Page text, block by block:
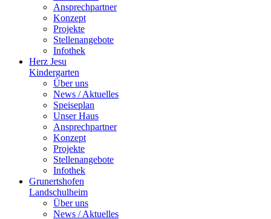
Ansprechpartner
Konzept
Projekte
Stellenangebote
Infothek
Herz Jesu
Kindergarten
Über uns
News / Aktuelles
Speiseplan
Unser Haus
Ansprechpartner
Konzept
Projekte
Stellenangebote
Infothek
Grunertshofen
Landschulheim
Über uns
News / Aktuelles